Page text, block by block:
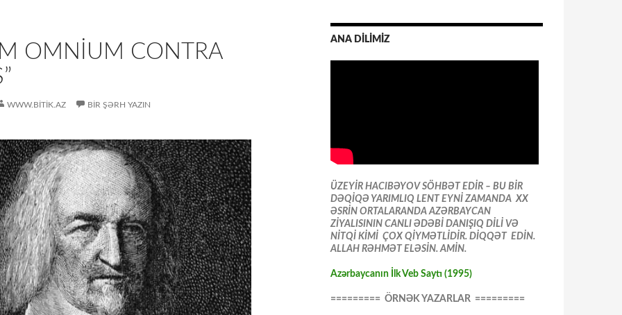
OMNIUM CONTRA
WWW.BITIK.AZ BIR ŞƏRH YAZIN
ANA DİLİMİZ
ÜZEYİR HACIBƏYOV SÖHBƏT EDİR – BU BİR
DƏQİQƏ YARIMLIQ LENT EYNİ ZAMANDA XX
ƏSRİN ORTALARANDA AZƏRBAYCAN
ZİYALISININ CANLI ƏDƏBİ DANIŞIQ DİLİ VƏ
NİTQİ KİMİ ÇOX QİYMƏTLİDİR. DİQQƏT EDİN.
ALLAH RƏHMƏT ELƏSİN. AMİN.
Azərbaycanın İlk Veb Saytı (1995)
========= ÖRNƏK YAZARLAR =========